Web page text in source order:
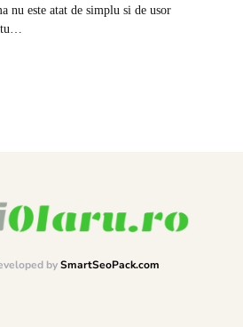
nu este atat de simplu si de usor
tu…
bySmartSeoPack.com